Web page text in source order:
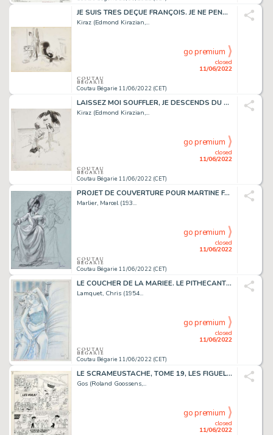
JE SUIS TRES DEÇUE FRANÇOIS. JE NE PENSAIS PAS QUE...
Kiraz (Edmond Kirazian,...
Coutau Bégarie 11/06/2022 (CET)
closed
11/06/2022
go premium
LAISSEZ MOI SOUFFLER, JE DESCENDS DU TRAIN Encre de...
Kiraz (Edmond Kirazian,...
Coutau Bégarie 11/06/2022 (CET)
closed
11/06/2022
go premium
PROJET DE COUVERTURE POUR MARTINE FAIT DU THEATRE Ouvrage...
Marlier, Marcel (193...
Coutau Bégarie 11/06/2022 (CET)
closed
11/06/2022
go premium
LE COUCHER DE LA MARIEE. LE PITHECANTHROPE. Encre de...
Lamquet, Chris (1954...
Coutau Bégarie 11/06/2022 (CET)
closed
11/06/2022
go premium
LE SCRAMEUSTACHE, TOME 19, LES FIGUELEUSES, PLANCHE...
Gos (Roland Goossens,...
closed
11/06/2022
go premium